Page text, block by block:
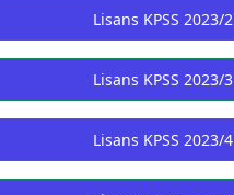
Lisans KPSS 2023/2
Lisans KPSS 2023/3
Lisans KPSS 2023/4